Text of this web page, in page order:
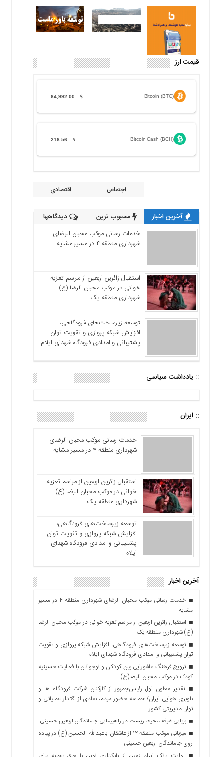
قیمت ارز
Bitcoin (BTC)
$
64,992.00
Bitcoin Cash (BCH)
$
216.56
اجتماعی اقتصادی
آخرین اخبار محبوب ترین دیدگاهها
خدمات رسانی موکب محبان الرضای
شهرداری منطقه ۴ در مسیر مشایه
استقبال زائرین اربعین از مراسم تعزیه
خوانی در موکب محبان الرضا (ع)
شهرداری منطقه یک
توسعه زیرساخت‌های فرودگاهی،
افزایش شبکه پروازی و تقویت توان
پشتیبانی و امدادی فرودگاه شهدای ایلام
:: یادداشت سیاسی
:: ایران
خدمات رسانی موکب محبان الرضای
شهرداری منطقه ۴ در مسیر مشایه
استقبال زائرین اربعین از مراسم تعزیه
خوانی در موکب محبان الرضا (ع)
شهرداری منطقه یک
توسعه زیرساخت‌های فرودگاهی،
افزایش شبکه پروازی و تقویت توان
پشتیبانی و امدادی فرودگاه شهدای
ایلام
آخرین اخبار
خدمات رسانی موکب محبان الرضای شهرداری منطقه ۴ در مسیر
مشایه
استقبال زائرین اربعین از مراسم تعزیه خوانی در موکب محبان الرضا
(ع) شهرداری منطقه یک
توسعه زیرساخت‌های فرودگاهی، افزایش شبکه پروازی و تقویت
توان پشتیبانی و امدادی فرودگاه شهدای ایلام
ترویج فرهنگ عاشورایی بین کودکان و نوجوانان با فعالیت حسینیه
کودک در موکب محبان الرضا(ع)
تقدیر معاون اول رئیس‌جمهور از کارکنان شرکت فرودگاه ها و
ناوبری هوایی ایران/ حماسه حضور مردم، نمادی از اقتدار عملیاتی و
توان مدیریتی کشور
برپایی غرفه محیط زیست در راهپیمایی جاماندگان اربعین حسینی
میزبانی موکب منطقه ۱۲ از عاشقان اباعبدالله الحسین (ع) در پیاده
روی جاماندگان اربعین حسینی